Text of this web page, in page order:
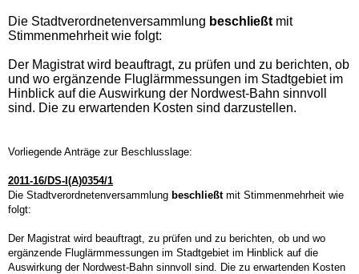
Die Stadtverordnetenversammlung beschließt mit
Stimmenmehrheit wie folgt:
Der Magistrat wird beauftragt, zu prüfen und zu berichten, ob
und wo ergänzende Fluglärmmessungen im Stadt­gebiet im
Hinblick auf die Auswirkung der Nordwest-Bahn sinnvoll
sind. Die zu erwartenden Kosten sind darzustellen.
Vorliegende Anträge zur Beschlusslage:
2011-16/DS-I(A)0354/1
Die Stadtverordnetenversammlung beschließtmit Stimmenmehrheit wie
folgt:
Der Magistrat wird beauftragt, zu prüfen und zu berichten, ob und wo
ergänzende Fluglärmmessungen im Stadt­gebiet im Hinblick auf die
Auswirkung der Nordwest-Bahn sinnvoll sind. Die zu erwartenden Kosten